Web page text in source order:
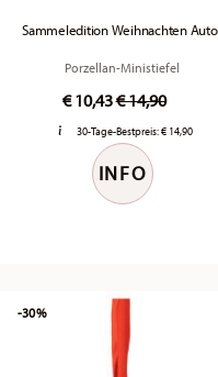
Sammeledition Weihnachten
Porzellan-Ministiefel
€ 10,43Price reduced
€ 14,90to
30-Tage-Bestpreis:€ 14,90
INFO
-30%